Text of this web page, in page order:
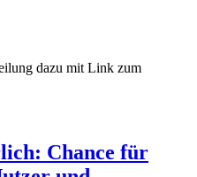
dazu mit Link zum
Chance für